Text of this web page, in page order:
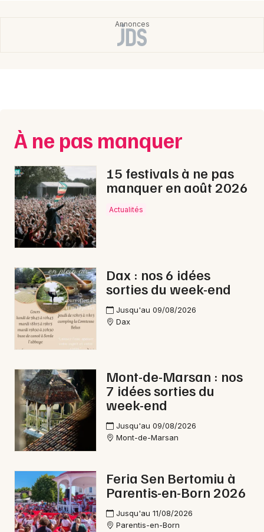
Marché de Noël en Aquitaine
Marché de Noël en Nouvelle-Aquitaine
Newsletter des sorties
Actus à Biscarrosse
Magazine à Biscarrosse
Choisir mes départements
Mon email
À ne pas manquer
15 festivals à ne pas
manquer en août 2026
Actualités
Dax : nos 6 idées
sorties du week-end
Jusqu'au 09/08/2026
Dax
Mont-de-Marsan : nos
7 idées sorties du
week-end
Jusqu'au 09/08/2026
Mont-de-Marsan
Feria Sen Bertomiu à
Parentis-en-Born 2026
Jusqu'au 11/08/2026
Parentis-en-Born